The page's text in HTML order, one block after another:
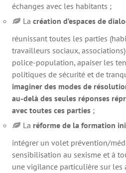
échanges avec les habitants ;
La création d’espaces de
réunissant toutes les parties
travailleurs sociaux,
police-population, apaiser les
politiques de sécurité et de
imaginer des modes de
au-delà des seules réponses
avec toutes ces parties ;
La réforme de la formation
intégrer un volet prévention/
sensibilisation au sexisme et à
une vigilance particulière sur les